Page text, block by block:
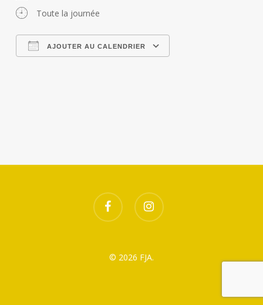
Toute la journée
AJOUTER AU CALENDRIER
facebook instagram
© 2026 FJA.